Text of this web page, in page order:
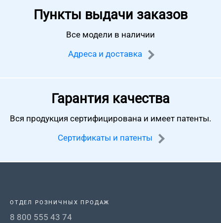
Пункты выдачи заказов
Все модели в наличии
Адреса и доставка
Гарантия качества
Вся продукция сертифицирована и имеет патенты.
Сертификаты и патенты
ОТДЕЛ РОЗНИЧНЫХ ПРОДАЖ
8 800 555 43 74